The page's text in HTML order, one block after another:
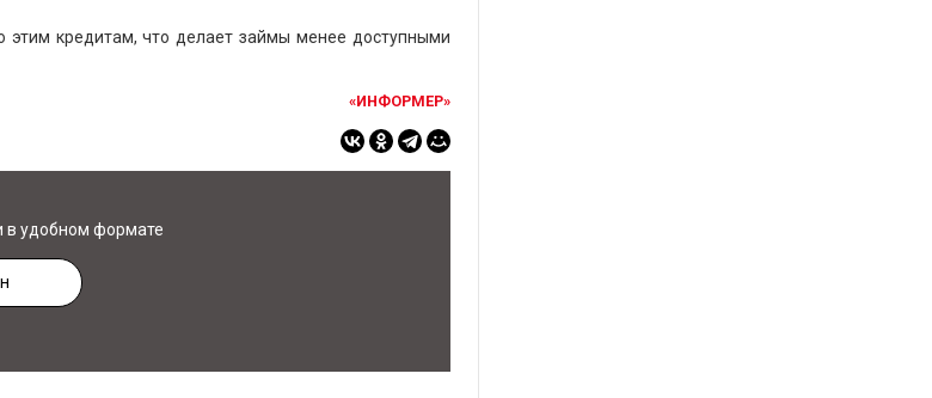
кредитам, что делает займы менее доступными
«ИНФОРМЕР»
в удобном формате